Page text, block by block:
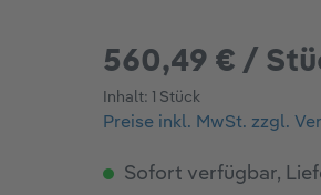
560,49 € /
Inhalt: 1 Stück
Preise inkl. MwSt. zzgl.
Sofort verfügbar,